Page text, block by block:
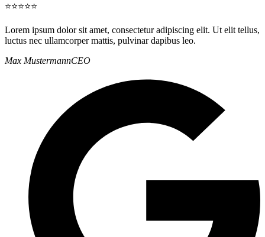
⭐⭐⭐⭐⭐
Lorem ipsum dolor sit amet, consectetur adipiscing elit. Ut elit tellus,
luctus nec ullamcorper mattis, pulvinar dapibus leo.
Max MustermannCEO